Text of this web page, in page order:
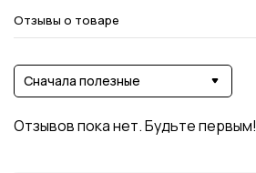
Отзывы о товаре
Сначала полезные
Отзывов пока нет. Будьте первым!